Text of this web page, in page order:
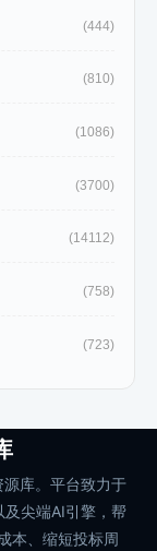
(444)
(810)
(1086)
(3700)
(14112)
(758)
(723)
库。平台致力于
尖端AI引擎，帮
本、缩短投标周